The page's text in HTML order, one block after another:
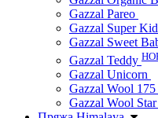
Gazzal Pareo
Gazzal Super
Gazzal Sweet
Gazzal Teddy
Gazzal Unicorn
Gazzal Wool 175
Gazzal Wool Star